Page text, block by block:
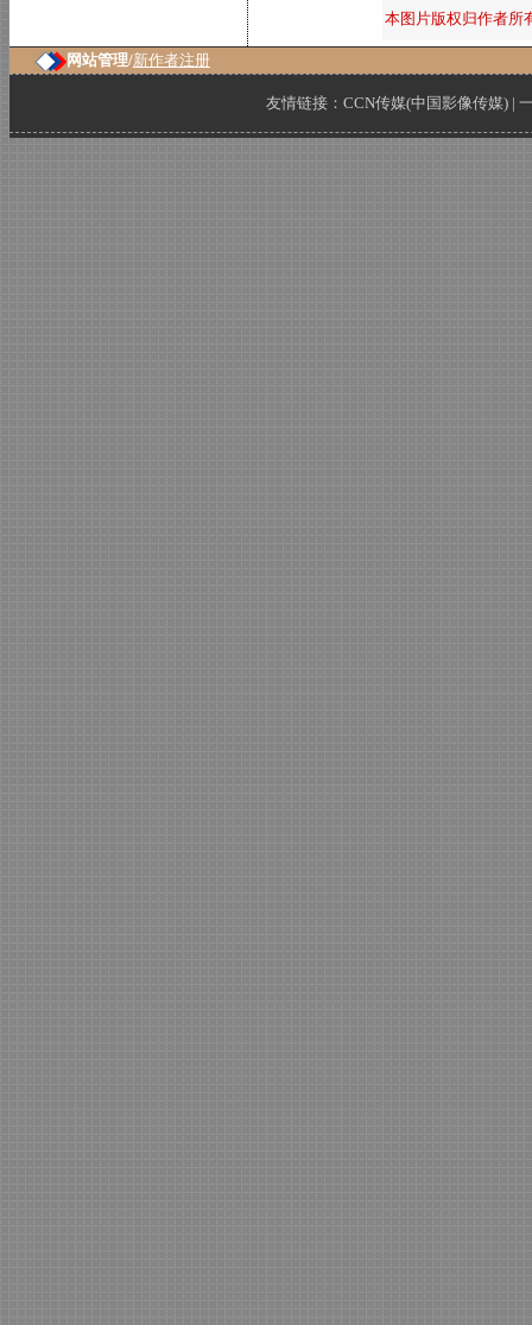
本图片版权归作者所
网站管理/新作者注册
友情链接： CCN传媒(中国影像传媒) |